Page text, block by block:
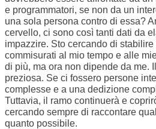
e programmatori, se non da un
una sola persona contro di essa?
cervello, ci sono così tanti dati da
impazzire. Sto cercando di
commisurati al mio tempo e alle
di più, ma ora non dipende da me.
preziosa. Se ci fossero persone
complesse e a una dedizione
Tuttavia, il ramo continuerà e
cercando sempre di raccontare
quanto possibile.